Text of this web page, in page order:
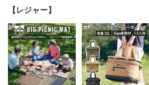
調理器具 キャンプキッチ
ン【1年保証】
【レジャー】